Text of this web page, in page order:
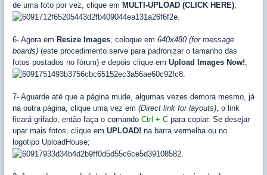
de uma foto por vez, clique em MULTI-UPLOAD (CLICK HERE);
6- Agora em Resize Images, coloque em 640x480 (for message
boards) (este procedimento serve para padronizar o tamanho das
fotos postados no fórum) e depois clique em Upload Images Now!;
7- Aguarde até que a página mude, algumas vezes demora mesmo, já
na outra página, clique uma vez em (Direct link for layouts), o link
ficará grifado, então faça o comando Ctrl + C para copiar. Se desejar
upar mais fotos, clique em UPLOAD! na barra vermelha ou no
logotipo UploadHouse;